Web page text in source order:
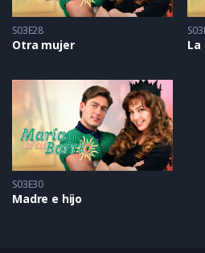
S03E28
Otra mujer La
S03E30
Madre e hijo